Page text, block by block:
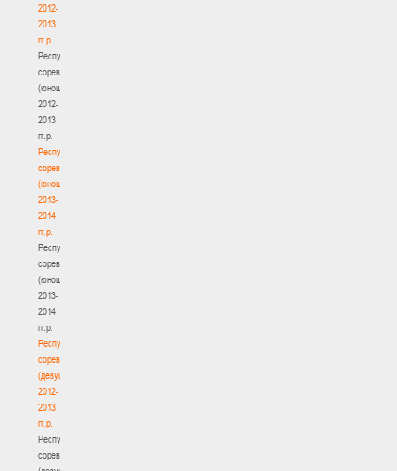
2012-
2013
гг.р.
Республиканские
соревнования
(юноши)
2012-
2013
гг.р.
Республиканские
соревнования
(юноши)
2013-
2014
гг.р.
Республиканские
соревнования
(юноши)
2013-
2014
гг.р.
Республиканские
соревнования
(девушки)
2012-
2013
гг.р.
Республиканские
соревнования